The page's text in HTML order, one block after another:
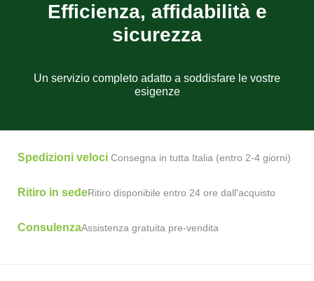
Efficienza, affidabilità e
sicurezza
Un servizio completo adatto a soddisfare le vostre
esigenze
Spedizioni veloci Consegna in tutta Italia (entro 2-4 giorni)
Ritiro in sedeRitiro disponibile entro 24 ore dall'acquisto
ConsulenzaAssistenza gratuita pre-vendita